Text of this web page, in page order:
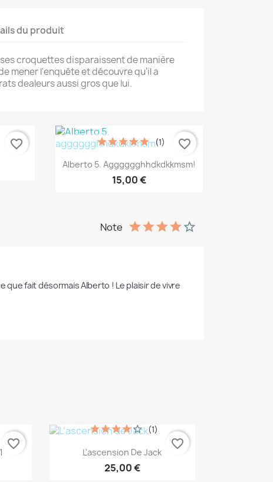
du produit
croquettes disparaissent de manière
mener l'enquête et découvre qu'il a
dealeurs aussi gros que lui.
favorite_border
 Aperçu rapide
Alberto 5. Agggggghhdkdkkmsm!
15,00 €
(1) favorite_border
Note
fait désormais Alberto ! Le plaisir de vivre
favorite_border Aperçu rapide
L'ascension De Jack
25,00 €
(1)
favorite_border